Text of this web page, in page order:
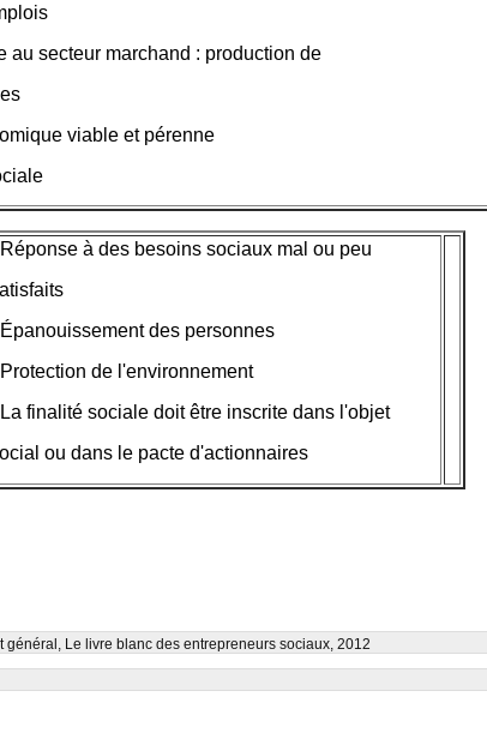
au secteur marchand : production de
viable et pérenne
à des besoins sociaux mal ou peu
des personnes
de l'environnement
finalité sociale doit être inscrite dans l'objet
ou dans le pacte d'actionnaires
Le livre blanc des entrepreneurs sociaux, 2012